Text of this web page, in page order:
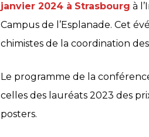
janvier 2024 à Strasbourg à
Campus de l’Esplanade. Cet
chimistes de la coordination
Le programme de la
celles des lauréats 2023 des
posters.